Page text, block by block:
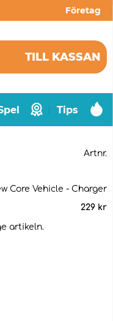
Företag
TILL KASSAN
Tips
Artnr.
Core Vehicle - Charger
229 kr
artikeln.